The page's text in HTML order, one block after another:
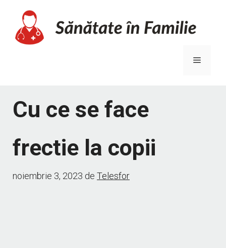
conținut
Meniu
Cu ce se face
frectie la copii
noiembrie 3, 2023 de Telesfor